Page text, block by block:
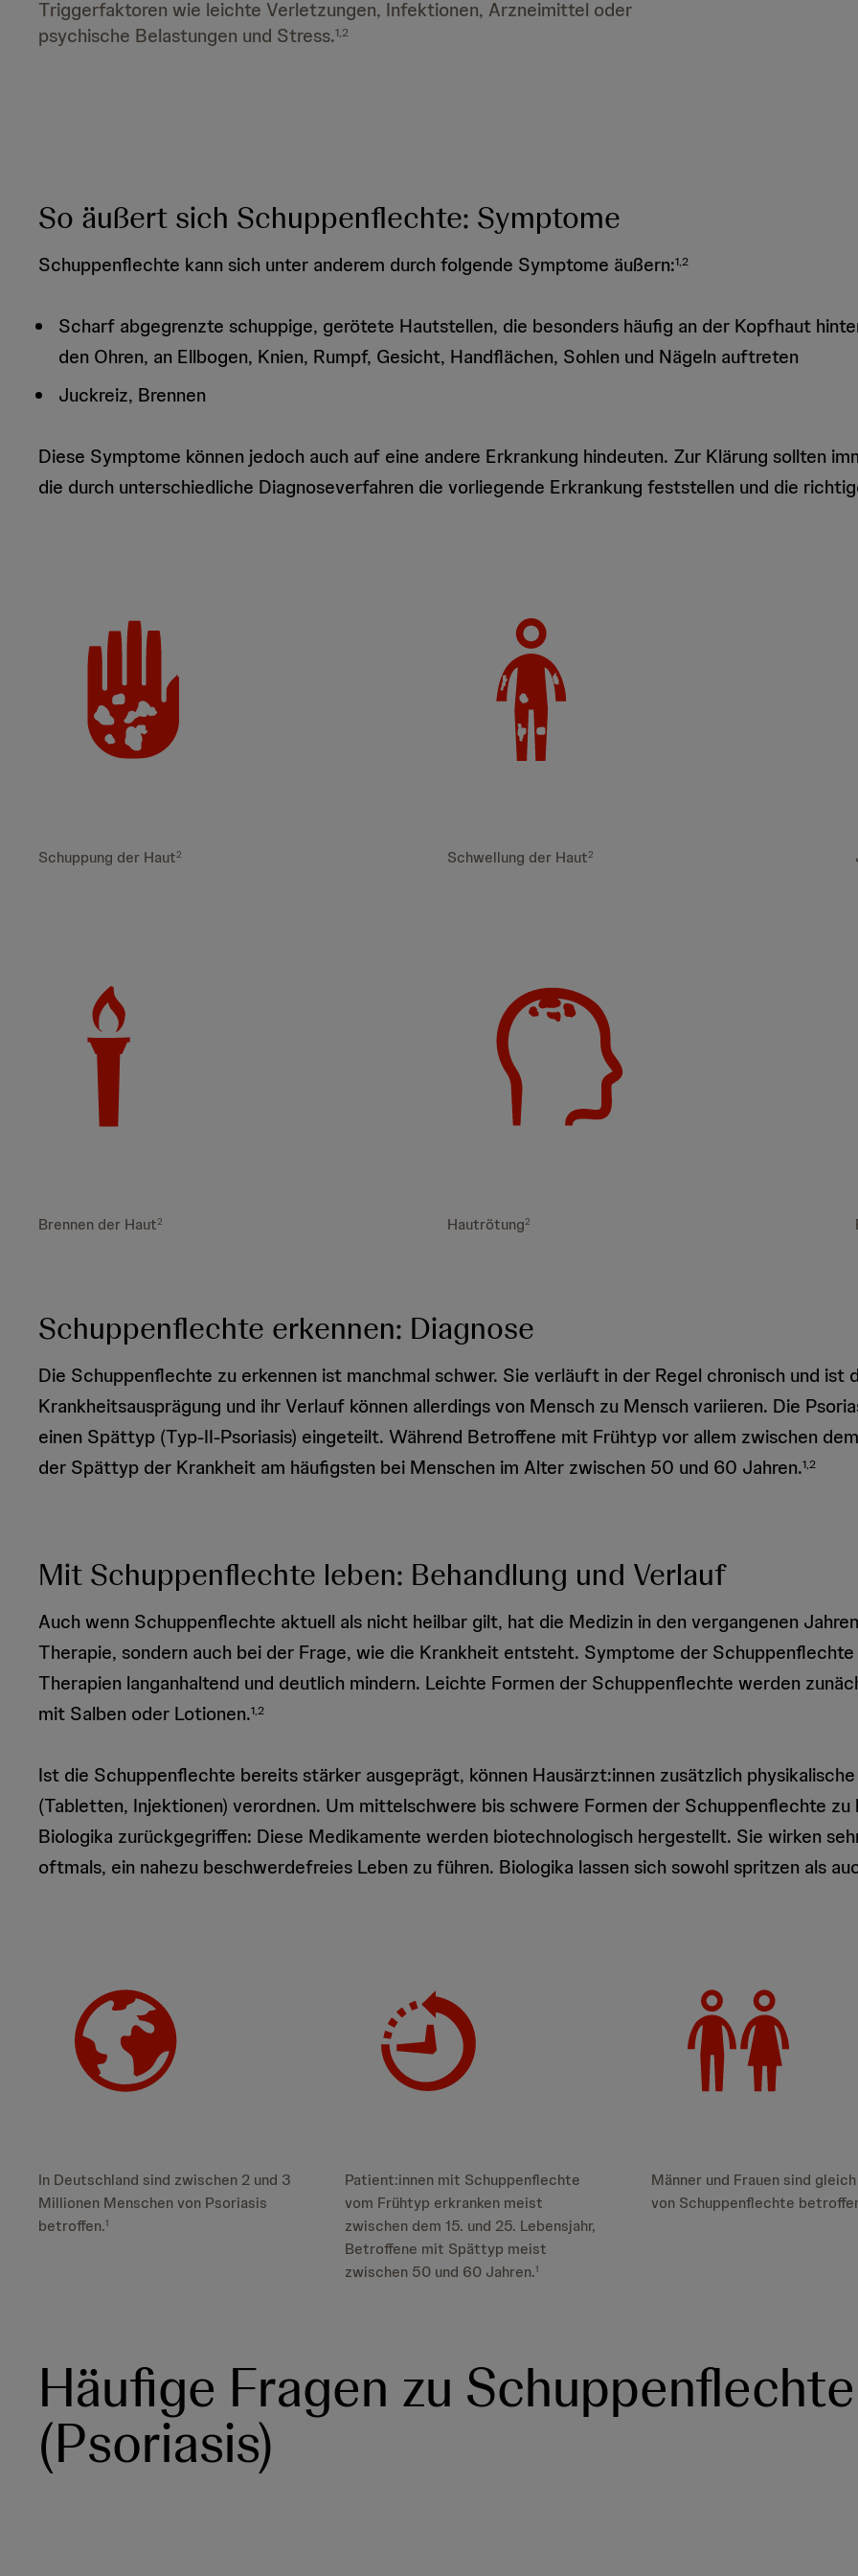
Triggerfaktoren wie leichte Verletzungen, Infektionen, Arzneimittel oder
psychische Belastungen und Stress.1,2
So äußert sich Schuppenflechte: Symptome
Schuppenflechte kann sich unter anderem durch folgende Symptome äußern:1,2
Scharf abgegrenzte schuppige, gerötete Hautstellen, die besonders häufig an der Kopfhaut
den Ohren, an Ellbogen, Knien, Rumpf, Gesicht, Handflächen, Sohlen und Nägeln auftreten
Juckreiz, Brennen
Diese Symptome können jedoch auch auf eine andere Erkrankung hindeuten. Zur Klärung sollten
die durch unterschiedliche Diagnoseverfahren die vorliegende Erkrankung feststellen und die
Schuppung der Haut2 Schwellung der Haut2
Brennen der Haut2 Hautrötung2
Schuppenflechte erkennen: Diagnose
Die Schuppenflechte zu erkennen ist manchmal schwer. Sie verläuft in der Regel chronisch und ist
Krankheitsausprägung und ihr Verlauf können allerdings von Mensch zu Mensch variieren. Die
einen Spättyp (Typ-II-Psoriasis) eingeteilt. Während Betroffene mit Frühtyp vor allem zwischen
der Spättyp der Krankheit am häufigsten bei Menschen im Alter zwischen 50 und 60 Jahren.1,2
Mit Schuppenflechte leben: Behandlung und Verlauf
Auch wenn Schuppenflechte aktuell als nicht heilbar gilt, hat die Medizin in den vergangenen
Therapie, sondern auch bei der Frage, wie die Krankheit entsteht. Symptome der
Therapien langanhaltend und deutlich mindern. Leichte Formen der Schuppenflechte werden
mit Salben oder Lotionen.1,2
Ist die Schuppenflechte bereits stärker ausgeprägt, können Hausärzt:innen zusätzlich
(Tabletten, Injektionen) verordnen. Um mittelschwere bis schwere Formen der Schuppenflechte
Biologika zurückgegriffen: Diese Medikamente werden biotechnologisch hergestellt. Sie wirken
oftmals, ein nahezu beschwerdefreies Leben zu führen. Biologika lassen sich sowohl spritzen als
In Deutschland sind zwischen 2 und 3
Millionen Menschen von Psoriasis
betroffen.1
Patient:innen mit Schuppenflechte
vom Frühtyp erkranken meist
zwischen dem 15. und 25. Lebensjahr,
Betroffene mit Spättyp meist
zwischen 50 und 60 Jahren.1
Männer und Frauen sind
von Schuppenflechte
Häufige Fragen zu Schuppenflechte
(Psoriasis)